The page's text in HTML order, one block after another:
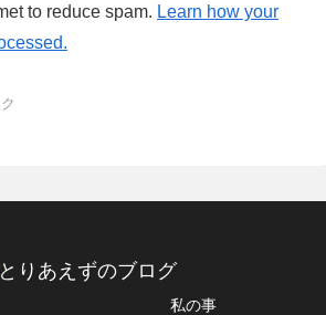
to reduce spam. Learn how your
私の事